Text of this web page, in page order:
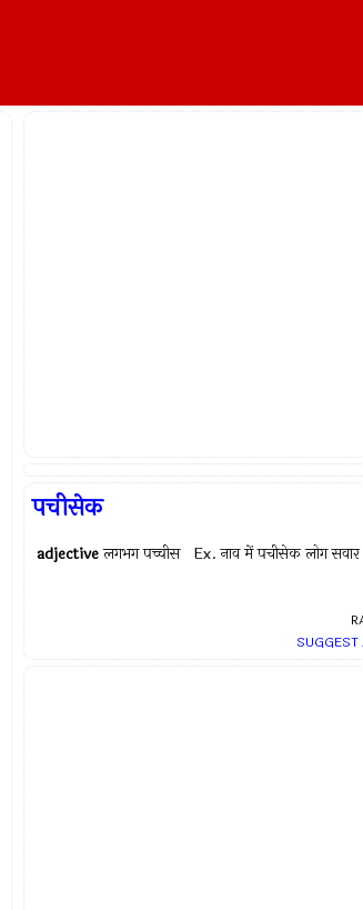
पचीसेक
adjectiveलगभग पच्चीस Ex.नाव में पचीसेक लोग
SUGGEST